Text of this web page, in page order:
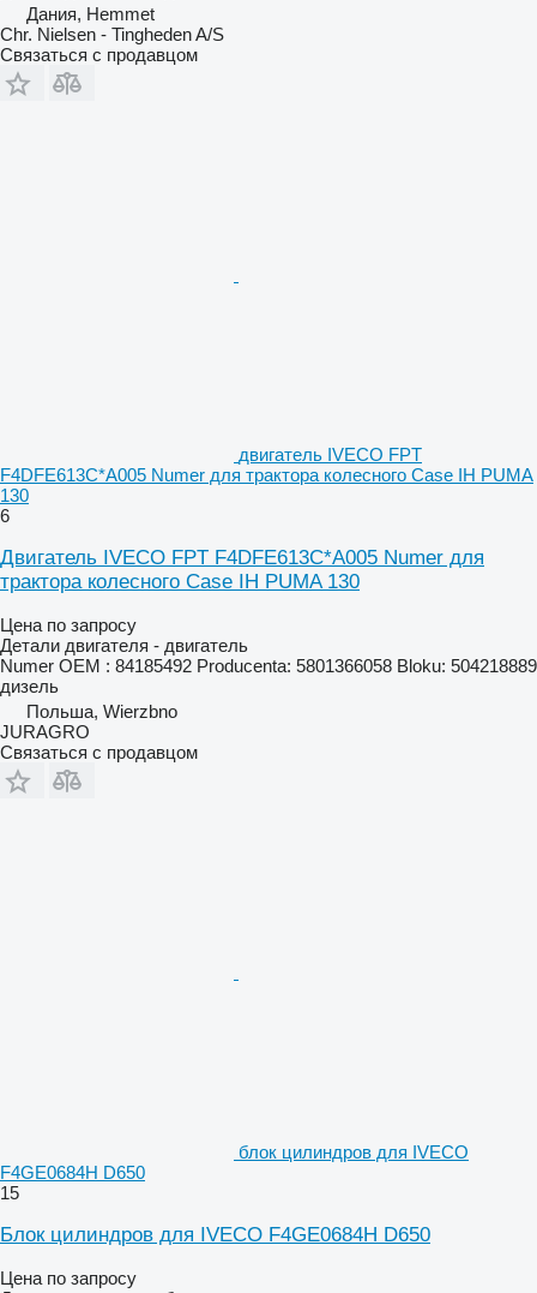
Дания, Hemmet
Chr. Nielsen - Tingheden A/S
Связаться с продавцом
двигатель IVECO FPT
F4DFE613C*A005 Numer для трактора колесного Case IH PUMA
130
6
Двигатель IVECO FPT F4DFE613C*A005 Numer для
трактора колесного Case IH PUMA 130
Цена по запросу
Детали двигателя - двигатель
Numer OEM : 84185492 Producenta: 5801366058 Bloku: 504218889
дизель
Польша, Wierzbno
JURAGRO
Связаться с продавцом
блок цилиндров для IVECO
F4GE0684H D650
15
Блок цилиндров для IVECO F4GE0684H D650
Цена по запросу